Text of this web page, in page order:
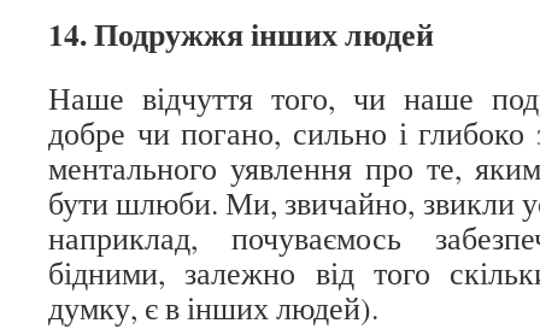
14. Подружжя інших людей
Наше відчуття того, чи наше
добре чи погано, сильно і глибоко
ментального уявлення про те,
бути шлюби. Ми, звичайно, звикли
наприклад, почуваємось
бідними, залежно від того
думку, є в інших людей).